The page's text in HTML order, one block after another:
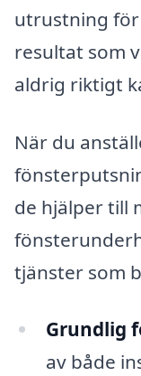
utrustning
resultat som
aldrig riktigt
När du
de hjälper till
tjänster som
Grundlig
av både